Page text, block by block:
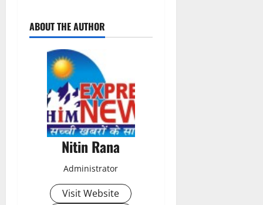
o
ABOUT THE AUTHOR
Nitin Rana
Administrator
Visit Website